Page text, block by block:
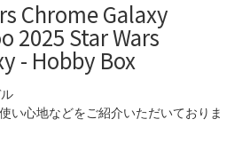
Chrome Galaxy
2025 Star Wars
- Hobby Box
い心地などをご紹介いただいておりま